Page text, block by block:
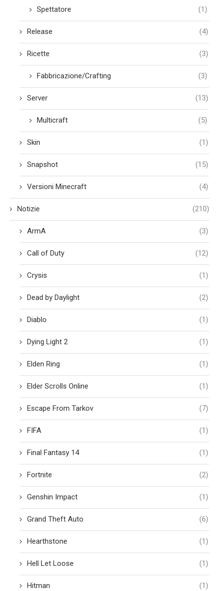
Spettatore (1)
Release (4)
Ricette (3)
Fabbricazione/Crafting (3)
Server (13)
Multicraft (5)
Skin (1)
Snapshot (15)
Versioni Minecraft (4)
Notizie (210)
ArmA (3)
Call of Duty (12)
Crysis (1)
Dead by Daylight (2)
Diablo (1)
Dying Light 2 (1)
Elden Ring (1)
Elder Scrolls Online (1)
Escape From Tarkov (7)
FIFA (1)
Final Fantasy 14 (1)
Fortnite (2)
Genshin Impact (1)
Grand Theft Auto (6)
Hearthstone (1)
Hell Let Loose (1)
Hitman (1)